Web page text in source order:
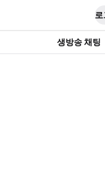
생방송 채팅